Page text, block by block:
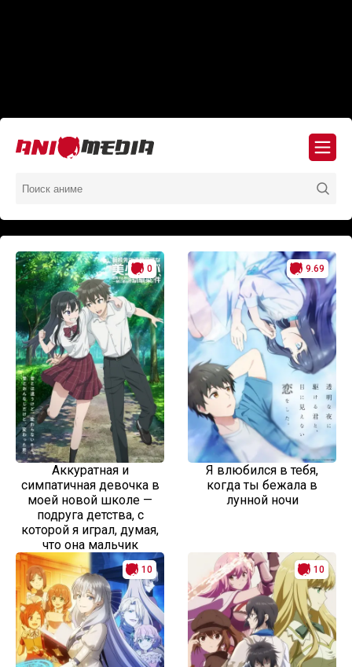
0
Аккуратная и
симпатичная девочка в
моей новой школе —
подруга детства, с
которой я играл, думая,
что она мальчик
9.69
Я влюбился в тебя,
когда ты бежала в
лунной ночи
10 10